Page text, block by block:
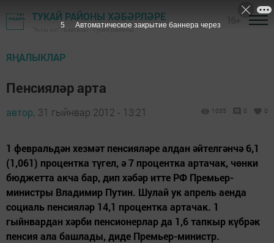
ТУКАЙ РАЙОНЫ ХӘБӘРЛӘРЕ
"Якты юл" газетасы - Тукай районы
ЯҢАЛЫКЛАР
Пенсияләр арта
автор, 31 гыйнвар 2012 - 13:21 1035 0 0
1 февральдән хезмәт пенсияләре алдан әйтелгәнчә 6,1
(1,061) процентка түгел, ә 7 процентка артачак, чөнки
бюджетта акча бар, дип хәбәр итте РФ Премьер-
министры Владимир Путин. Шулай ук апрель аенда
социаль пенсияләр 14,1 процентка артачак. 1
гыйнвардан хәрби пенсионерлар да 1,6 тапкыр күбрәк
пенсия ала башлады, диде Премьер-министр.
4 Автоматическое закрытие баннера через